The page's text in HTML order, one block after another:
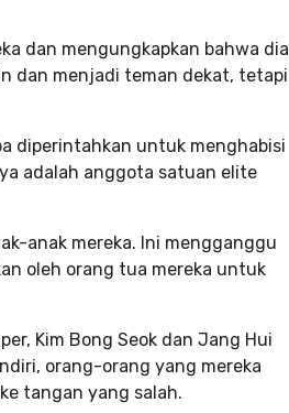
dan mengungkapkan bahwa dia
dan menjadi teman dekat, tetapi
diperintahkan untuk menghabisi
adalah anggota satuan elite
anak mereka. Ini mengganggu
oleh orang tua mereka untuk
Kim Bong Seok dan Jang Hui
orang-orang yang mereka
tangan yang salah.